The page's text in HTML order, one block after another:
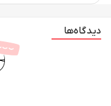
دیدگاه‌ها